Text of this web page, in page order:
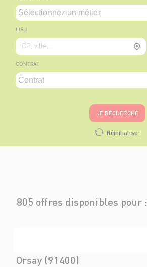
LIEU
CP, ville...
CONTRAT
JE RECHERCHE
Réinitialiser
805 offres disponibles pour :
Orsay (91400)